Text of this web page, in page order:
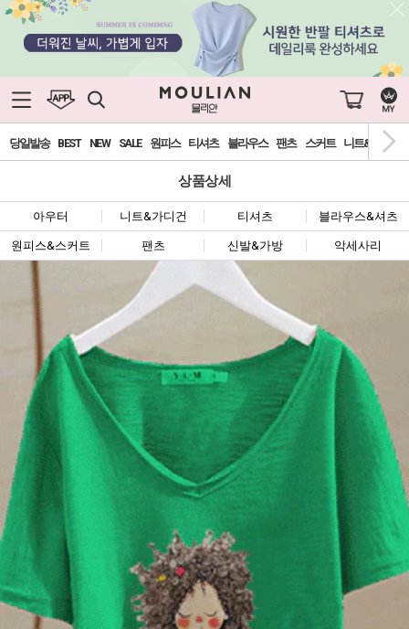
당일발송 BEST NEW SALE 원피스 티셔츠 블라우스 팬츠 스커트 니트&가디건
상품상세
아우터 니트&가디건 티셔츠 블라우스&셔츠
원피스&스커트 팬츠 신발&가방 악세사리